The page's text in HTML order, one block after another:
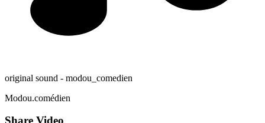
original sound - modou_comedien
Modou.comédien